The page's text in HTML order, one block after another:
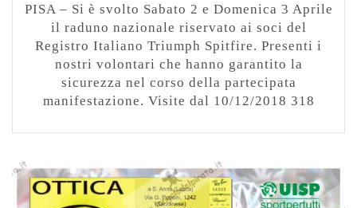
PISA – Si è svolto Sabato 2 e Domenica 3 Aprile
il raduno nazionale riservato ai soci del
Registro Italiano Triumph Spitfire. Presenti i
nostri volontari che hanno garantito la
sicurezza nel corso della partecipata
manifestazione. Visite dal 10/12/2018 318